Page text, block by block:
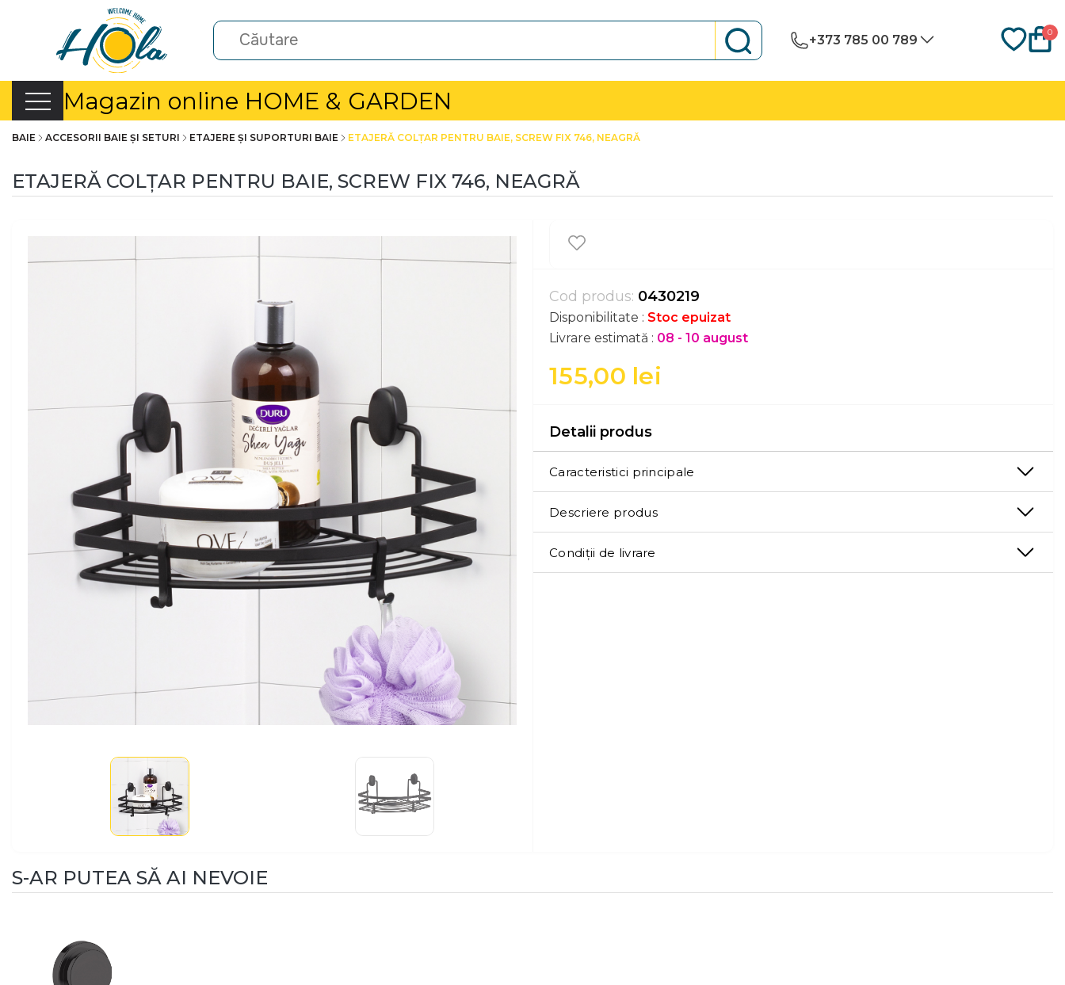
+373 785 00 789
0
Magazin online HOME & GARDEN
BAIE ACCESORII BAIE ȘI SETURI ETAJERE ȘI SUPORTURI BAIE ETAJERĂ COLȚAR PENTRU BAIE, SCREW FIX 746, NEAGRĂ
ETAJERĂ COLȚAR PENTRU BAIE, SCREW FIX 746, NEAGRĂ
Cod produs: 0430219
Disponibilitate : Stoc epuizat
Livrare estimată : 08 - 10 august
155,00 lei
Detalii produs
Caracteristici principale
Descriere produs
Condiții de livrare
S-AR PUTEA SĂ AI NEVOIE